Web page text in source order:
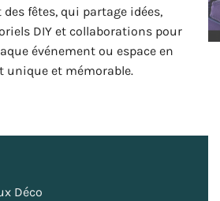
fêtes, qui partage idées,
DIY et collaborations pour
événement ou espace en
unique et mémorable.
Déco